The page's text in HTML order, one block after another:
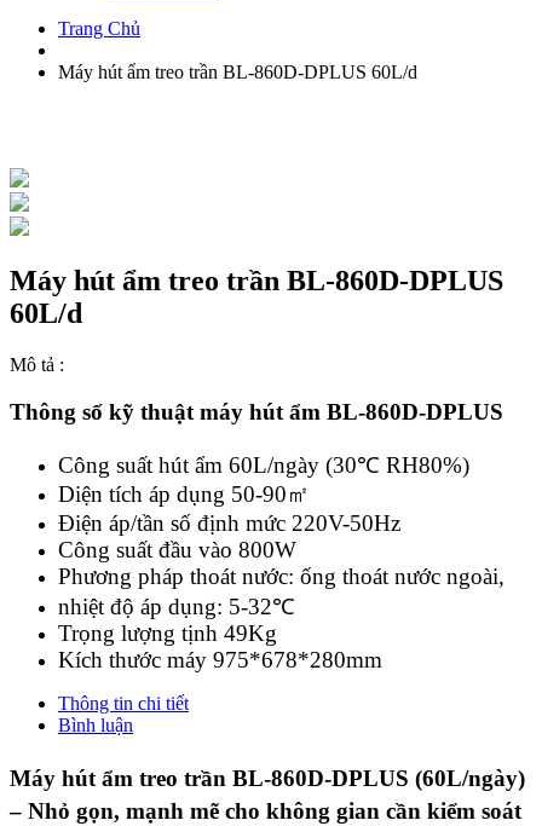
Trang Chủ
Máy hút ẩm treo trần BL-860D-DPLUS 60L/d
Máy hút ẩm treo trần BL-860D-DPLUS
60L/d
Mô tả :
Thông số kỹ thuật máy hút ẩm BL-860D-DPLUS
Công suất hút ẩm 60L/ngày (30℃ RH80%)
Diện tích áp dụng 50-90㎡
Điện áp/tần số định mức 220V-50Hz
Công suất đầu vào 800W
Phương pháp thoát nước: ống thoát nước ngoài,
nhiệt độ áp dụng: 5-32℃
Trọng lượng tịnh 49Kg
Kích thước máy 975*678*280mm
Thông tin chi tiết
Bình luận
Máy hút ẩm treo trần BL-860D-DPLUS (60L/ngày)
– Nhỏ gọn, mạnh mẽ cho không gian cần kiểm soát